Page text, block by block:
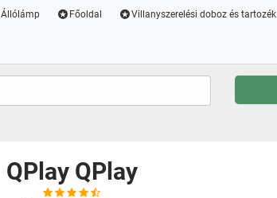
Állólámp Főoldal Villanyszerelési doboz és tartozék
QPlay QPlay